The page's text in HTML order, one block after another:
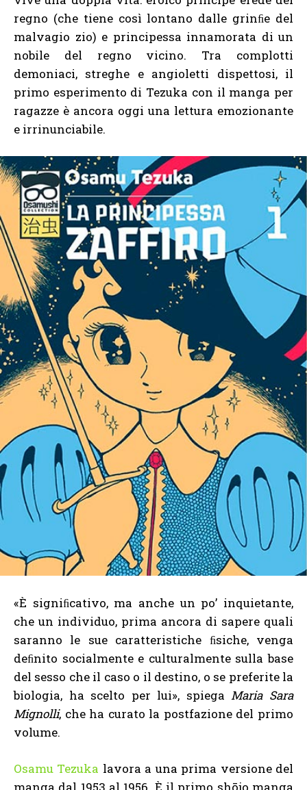
regno (che tiene così lontano dalle grinﬁe del
malvagio zio) e principessa innamorata di un
nobile del regno vicino. Tra complotti
demoniaci, streghe e angioletti dispettosi, il
primo esperimento di Tezuka con il manga per
ragazze è ancora oggi una lettura emozionante
e irrinunciabile.
«È signiﬁcativo, ma anche un po’ inquietante,
che un individuo, prima ancora di sapere quali
saranno le sue caratteristiche ﬁsiche, venga
deﬁnito socialmente e culturalmente sulla base
del sesso che il caso o il destino, o se preferite la
biologia, ha scelto per lui», spiegaMaria Sara
Mignolli, che ha curato la postfazione del primo
volume.
Osamu Tezuka lavora a una prima versione del
manga dal 1953 al 1956. È il primo shōjo manga